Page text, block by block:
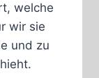
welche
wir sie
und zu